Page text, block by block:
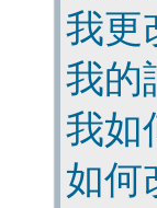
我更
我的
我如
如何